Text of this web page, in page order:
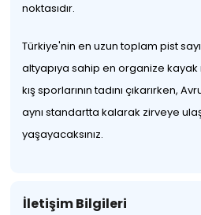
noktasıdır.
Türkiye'nin en uzun toplam pist
altyapıya sahip en organize
kış sporlarının tadını çıkarırken,
aynı standartta kalarak zirveye
yaşayacaksınız.
İletişim Bilgileri